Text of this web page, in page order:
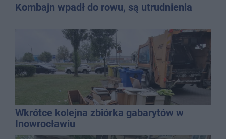
Kombajn wpadł do rowu, są utrudnienia
Wkrótce kolejna zbiórka gabarytów w
Inowrocławiu